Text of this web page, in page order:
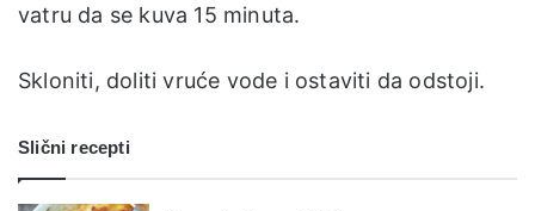
vatru da se kuva 15 minuta.
Skloniti, doliti vruće vode i ostaviti da odstoji.
Slični recepti